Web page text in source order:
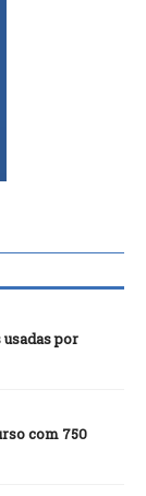
por
com 750